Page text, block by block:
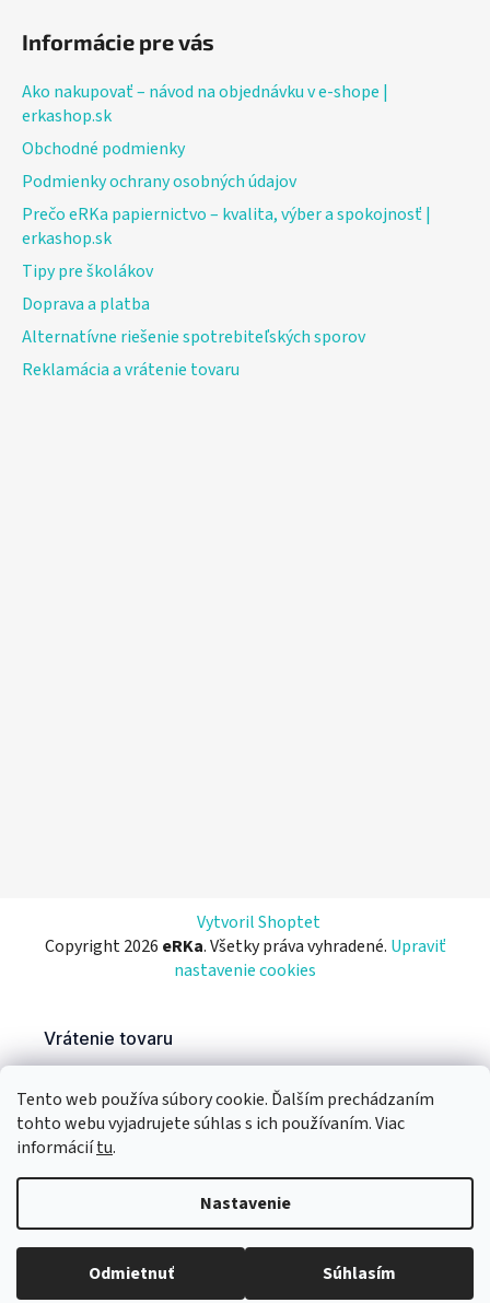
Tento web používa súbory cookie. Ďalším prechádzaním
tohto webu vyjadrujete súhlas s ich používaním. Viac
informáciítu.
Nastavenie
Odmietnuť Súhlasím
Informácie pre vás
Ako nakupovať – návod na objednávku v e-shope |
erkashop.sk
Obchodné podmienky
Podmienky ochrany osobných údajov
Prečo eRKa papiernictvo – kvalita, výber a spokojnosť |
erkashop.sk
Tipy pre školákov
Doprava a platba
Alternatívne riešenie spotrebiteľských sporov
Reklamácia a vrátenie tovaru
Vytvoril Shoptet
Copyright 2026 eRKa. Všetky práva vyhradené. Upraviť
nastavenie cookies